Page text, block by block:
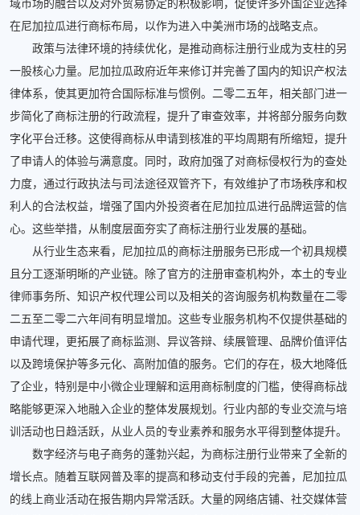
域市场的融合以及对外贸易协定的积极影响，促使许多外国企业选择
在尼加拉瓜进行商标布局，以作为进入中美洲市场的战略支点。
政策与法律环境的持续优化，是推动商标注册行业成为支柱的另
一股核心力量。尼加拉瓜政府近年来修订并完善了国内的知识产权法
律体系，使其更加符合国际标准与惯例。二零二五年，相关部门进一
步简化了商标注册的行政流程，提升了审查效率，并将部分服务向数
字化平台迁移。这使得商标从申请到核准的平均周期有所缩短，提升
了申请人的体验与满意度。同时，政府加强了对商标侵权行为的查处
力度，通过行政执法与司法途径双管齐下，有效维护了市场秩序和权
利人的合法权益，增强了国内外投资者在尼加拉瓜进行品牌运营的信
心。这些举措，从制度层面夯实了商标注册行业发展的基础。
从行业生态来看，尼加拉瓜的商标注册服务已形成一个初具规模
且分工逐渐明晰的产业链。除了官方的注册审查机构外，本土的专业
律师事务所、知识产权代理公司以及相关的咨询服务机构数量在二零
二五至二零二六年间有明显增加。这些专业服务机构不仅提供基础的
申请代理，更拓展了商标监测、异议答辩、续展管理、品牌价值评估
以及跨境保护等多元化、高附加值的服务。它们的存在，极大地降低
了企业，特别是中小微企业理解和运用商标制度的门槛，使得商标战
略能够更深入地融入企业的整体发展规划。行业内部的专业交流与培
训活动也日趋活跃，从业人员的专业素养和服务水平得到整体提升。
数字经济与电子商务的蓬勃兴起，为商标注册行业带来了全新的
增长点。随着互联网普及率的提高和移动支付手段的完善，尼加拉瓜
的线上商业活动在报告期内异常活跃。大量的网络店铺、社交媒体营